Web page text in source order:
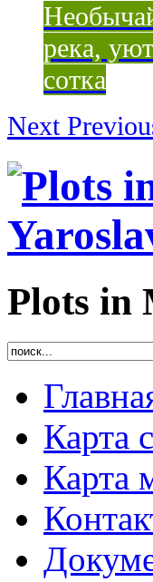
река,
сотка
Next
Plots in
Карта
Карта